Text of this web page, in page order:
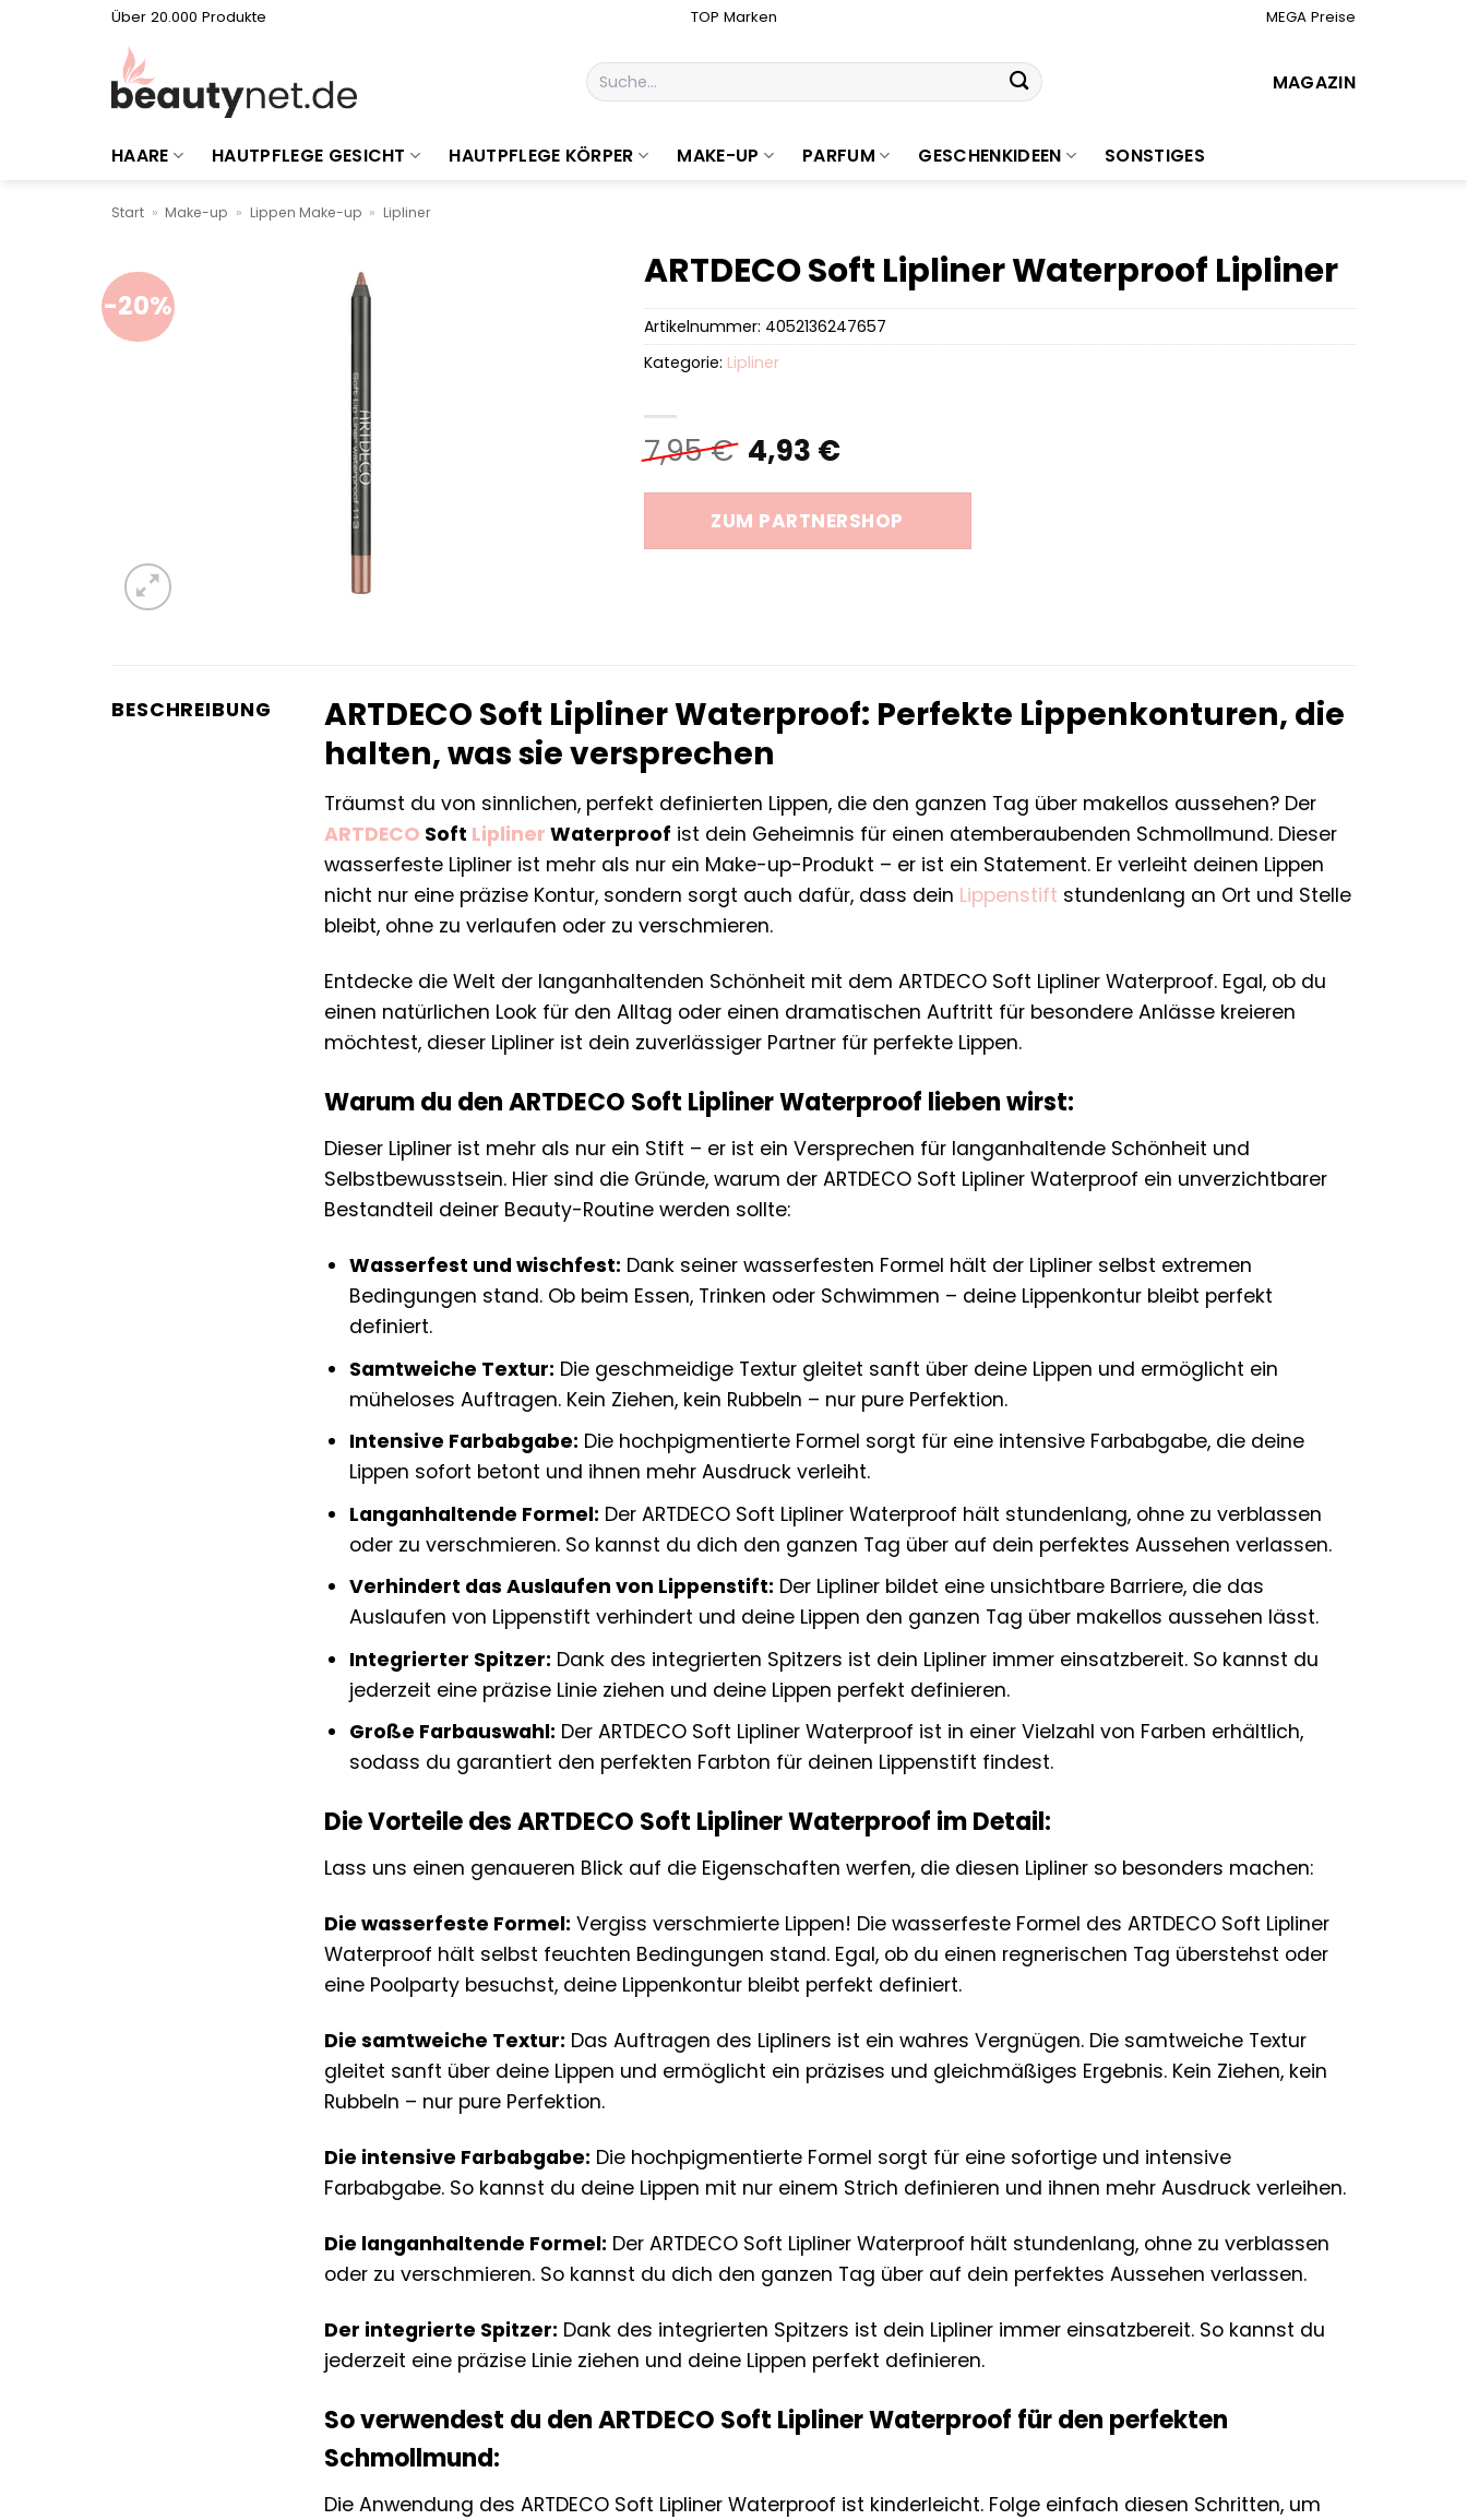
Über 20.000 Produkte TOP Marken MEGA Preise
Suchen
nach:
MAGAZIN
HAARE HAUTPFLEGE GESICHT HAUTPFLEGE KÖRPER MAKE-UP PARFUM GESCHENKIDEEN SONSTIGES
Start » Make-up » Lippen Make-up » Lipliner
-20%
ARTDECO Soft Lipliner Waterproof Lipliner
7,95€ Ursprünglicher
Preis
war:
7,95 €
4,93 €Aktueller
ist:
4,93 €.
ZUM PARTNERSHOP
Artikelnummer: 4052136247657
Kategorie: Lipliner
BESCHREIBUNG
ARTDECO Soft Lipliner Waterproof: Perfekte Lippenkonturen, die
halten, was sie versprechen
Träumst du von sinnlichen, perfekt definierten Lippen, die den ganzen Tag über makellos aussehen? Der
ARTDECO Soft Lipliner Waterproof ist dein Geheimnis für einen atemberaubenden Schmollmund. Dieser
wasserfeste Lipliner ist mehr als nur ein Make-up-Produkt – er ist ein Statement. Er verleiht deinen Lippen
nicht nur eine präzise Kontur, sondern sorgt auch dafür, dass dein Lippenstift stundenlang an Ort und Stelle
bleibt, ohne zu verlaufen oder zu verschmieren.
Entdecke die Welt der langanhaltenden Schönheit mit dem ARTDECO Soft Lipliner Waterproof. Egal, ob du
einen natürlichen Look für den Alltag oder einen dramatischen Auftritt für besondere Anlässe kreieren
möchtest, dieser Lipliner ist dein zuverlässiger Partner für perfekte Lippen.
Warum du den ARTDECO Soft Lipliner Waterproof lieben wirst:
Dieser Lipliner ist mehr als nur ein Stift – er ist ein Versprechen für langanhaltende Schönheit und
Selbstbewusstsein. Hier sind die Gründe, warum der ARTDECO Soft Lipliner Waterproof ein unverzichtbarer
Bestandteil deiner Beauty-Routine werden sollte:
Wasserfest und wischfest: Dank seiner wasserfesten Formel hält der Lipliner selbst extremen
Bedingungen stand. Ob beim Essen, Trinken oder Schwimmen – deine Lippenkontur bleibt perfekt
definiert.
Samtweiche Textur: Die geschmeidige Textur gleitet sanft über deine Lippen und ermöglicht ein
müheloses Auftragen. Kein Ziehen, kein Rubbeln – nur pure Perfektion.
Intensive Farbabgabe: Die hochpigmentierte Formel sorgt für eine intensive Farbabgabe, die deine
Lippen sofort betont und ihnen mehr Ausdruck verleiht.
Langanhaltende Formel: Der ARTDECO Soft Lipliner Waterproof hält stundenlang, ohne zu verblassen
oder zu verschmieren. So kannst du dich den ganzen Tag über auf dein perfektes Aussehen verlassen.
Verhindert das Auslaufen von Lippenstift: Der Lipliner bildet eine unsichtbare Barriere, die das
Auslaufen von Lippenstift verhindert und deine Lippen den ganzen Tag über makellos aussehen lässt.
Integrierter Spitzer: Dank des integrierten Spitzers ist dein Lipliner immer einsatzbereit. So kannst du
jederzeit eine präzise Linie ziehen und deine Lippen perfekt definieren.
Große Farbauswahl: Der ARTDECO Soft Lipliner Waterproof ist in einer Vielzahl von Farben erhältlich,
sodass du garantiert den perfekten Farbton für deinen Lippenstift findest.
Die Vorteile des ARTDECO Soft Lipliner Waterproof im Detail:
Lass uns einen genaueren Blick auf die Eigenschaften werfen, die diesen Lipliner so besonders machen:
Die wasserfeste Formel: Vergiss verschmierte Lippen! Die wasserfeste Formel des ARTDECO Soft Lipliner
Waterproof hält selbst feuchten Bedingungen stand. Egal, ob du einen regnerischen Tag überstehst oder
eine Poolparty besuchst, deine Lippenkontur bleibt perfekt definiert.
Die samtweiche Textur: Das Auftragen des Lipliners ist ein wahres Vergnügen. Die samtweiche Textur
gleitet sanft über deine Lippen und ermöglicht ein präzises und gleichmäßiges Ergebnis. Kein Ziehen, kein
Rubbeln – nur pure Perfektion.
Die intensive Farbabgabe: Die hochpigmentierte Formel sorgt für eine sofortige und intensive
Farbabgabe. So kannst du deine Lippen mit nur einem Strich definieren und ihnen mehr Ausdruck verleihen.
Die langanhaltende Formel: Der ARTDECO Soft Lipliner Waterproof hält stundenlang, ohne zu verblassen
oder zu verschmieren. So kannst du dich den ganzen Tag über auf dein perfektes Aussehen verlassen.
Der integrierte Spitzer: Dank des integrierten Spitzers ist dein Lipliner immer einsatzbereit. So kannst du
jederzeit eine präzise Linie ziehen und deine Lippen perfekt definieren.
So verwendest du den ARTDECO Soft Lipliner Waterproof für den perfekten
Schmollmund:
Die Anwendung des ARTDECO Soft Lipliner Waterproof ist kinderleicht. Folge einfach diesen Schritten, um